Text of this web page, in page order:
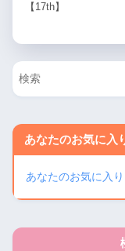
【17th】
あなたのお気に入
あなたのお気に入